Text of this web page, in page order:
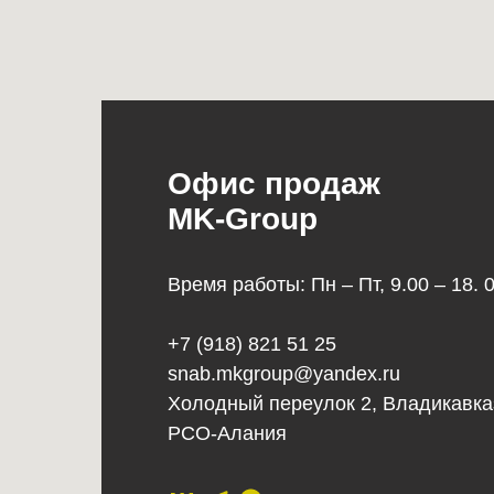
Офис продаж
MK-Group
Время работы: Пн – Пт, 9.00 – 18.
+7 (918) 821 51 25
snab.mkgroup@yandex.ru
Холодный переулок 2,
РСО-Алания